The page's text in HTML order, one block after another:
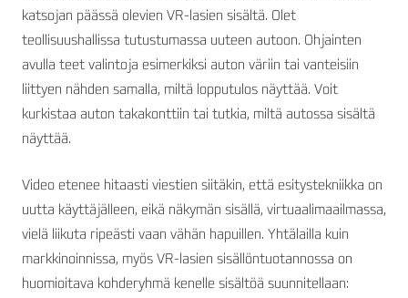
katsojan päässä olevien VR-lasien sisältä. Olet
teollisuushallissa tutustumassa uuteen autoon. Ohjainten
avulla teet valintoja esimerkiksi auton väriin tai vanteisiin
liittyen nähden samalla, miltä lopputulos näyttää. Voit
kurkistaa auton takakonttiin tai tutkia, miltä autossa sisältä
näyttää.
Video etenee hitaasti viestien siitäkin, että esitystekniikka on
uutta käyttäjälleen, eikä näkymän sisällä, virtuaalimaailmassa,
vielä liikuta ripeästi vaan vähän hapuillen. Yhtälailla kuin
markkinoinnissa, myös VR-lasien sisällöntuotannossa on
huomioitava kohderyhmä kenelle sisältöä suunnitellaan: